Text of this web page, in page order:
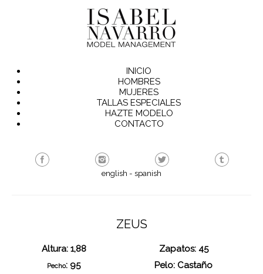
INICIO
HOMBRES
MUJERES
TALLAS ESPECIALES
HAZTE MODELO
CONTACTO
english - spanish
ZEUS
Altura: 1,88
Pecho: 95
Zapatos: 45
Pelo: Castaño